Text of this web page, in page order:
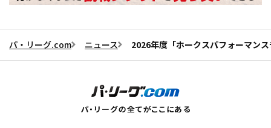
パ・リーグ.com ニュース 2026年度「ホークスパフォーマン